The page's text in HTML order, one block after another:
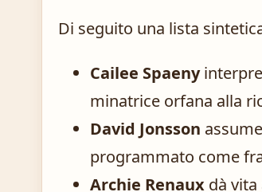
Di seguito una lista
Cailee Spaeny
minatrice orfana alla
David Jonsson
programmato come
Archie Renaux dà vita